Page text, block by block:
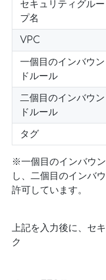
セキュリティグルー
プ名
VPC
一個目のインバウン
ドルール
二個目のインバウン
ドルール
タグ
※一個目のインバウ
し、二個目のインバ
許可しています。
上記を入力後に、セ
ク